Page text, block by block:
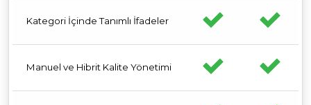
Kategori İçinde Tanımlı İfadeler
Manuel ve Hibrit Kalite Yönetimi